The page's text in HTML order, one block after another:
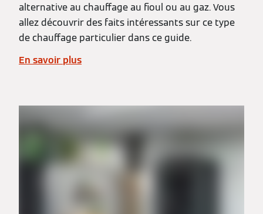
alternative au chauffage au fioul ou au gaz. Vous
allez découvrir des faits intéressants sur ce type
de chauffage particulier dans ce guide.
En savoir plus